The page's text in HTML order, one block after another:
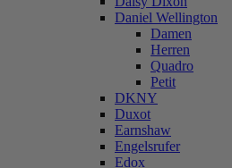
Daniel Wellington
Damen
Herren
Quadro
Petit
DKNY
Duxot
Earnshaw
Engelsrufer
Edox